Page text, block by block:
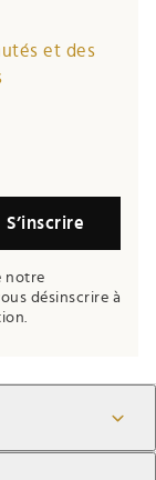
et des
S’inscrire
notre
désinscrire à